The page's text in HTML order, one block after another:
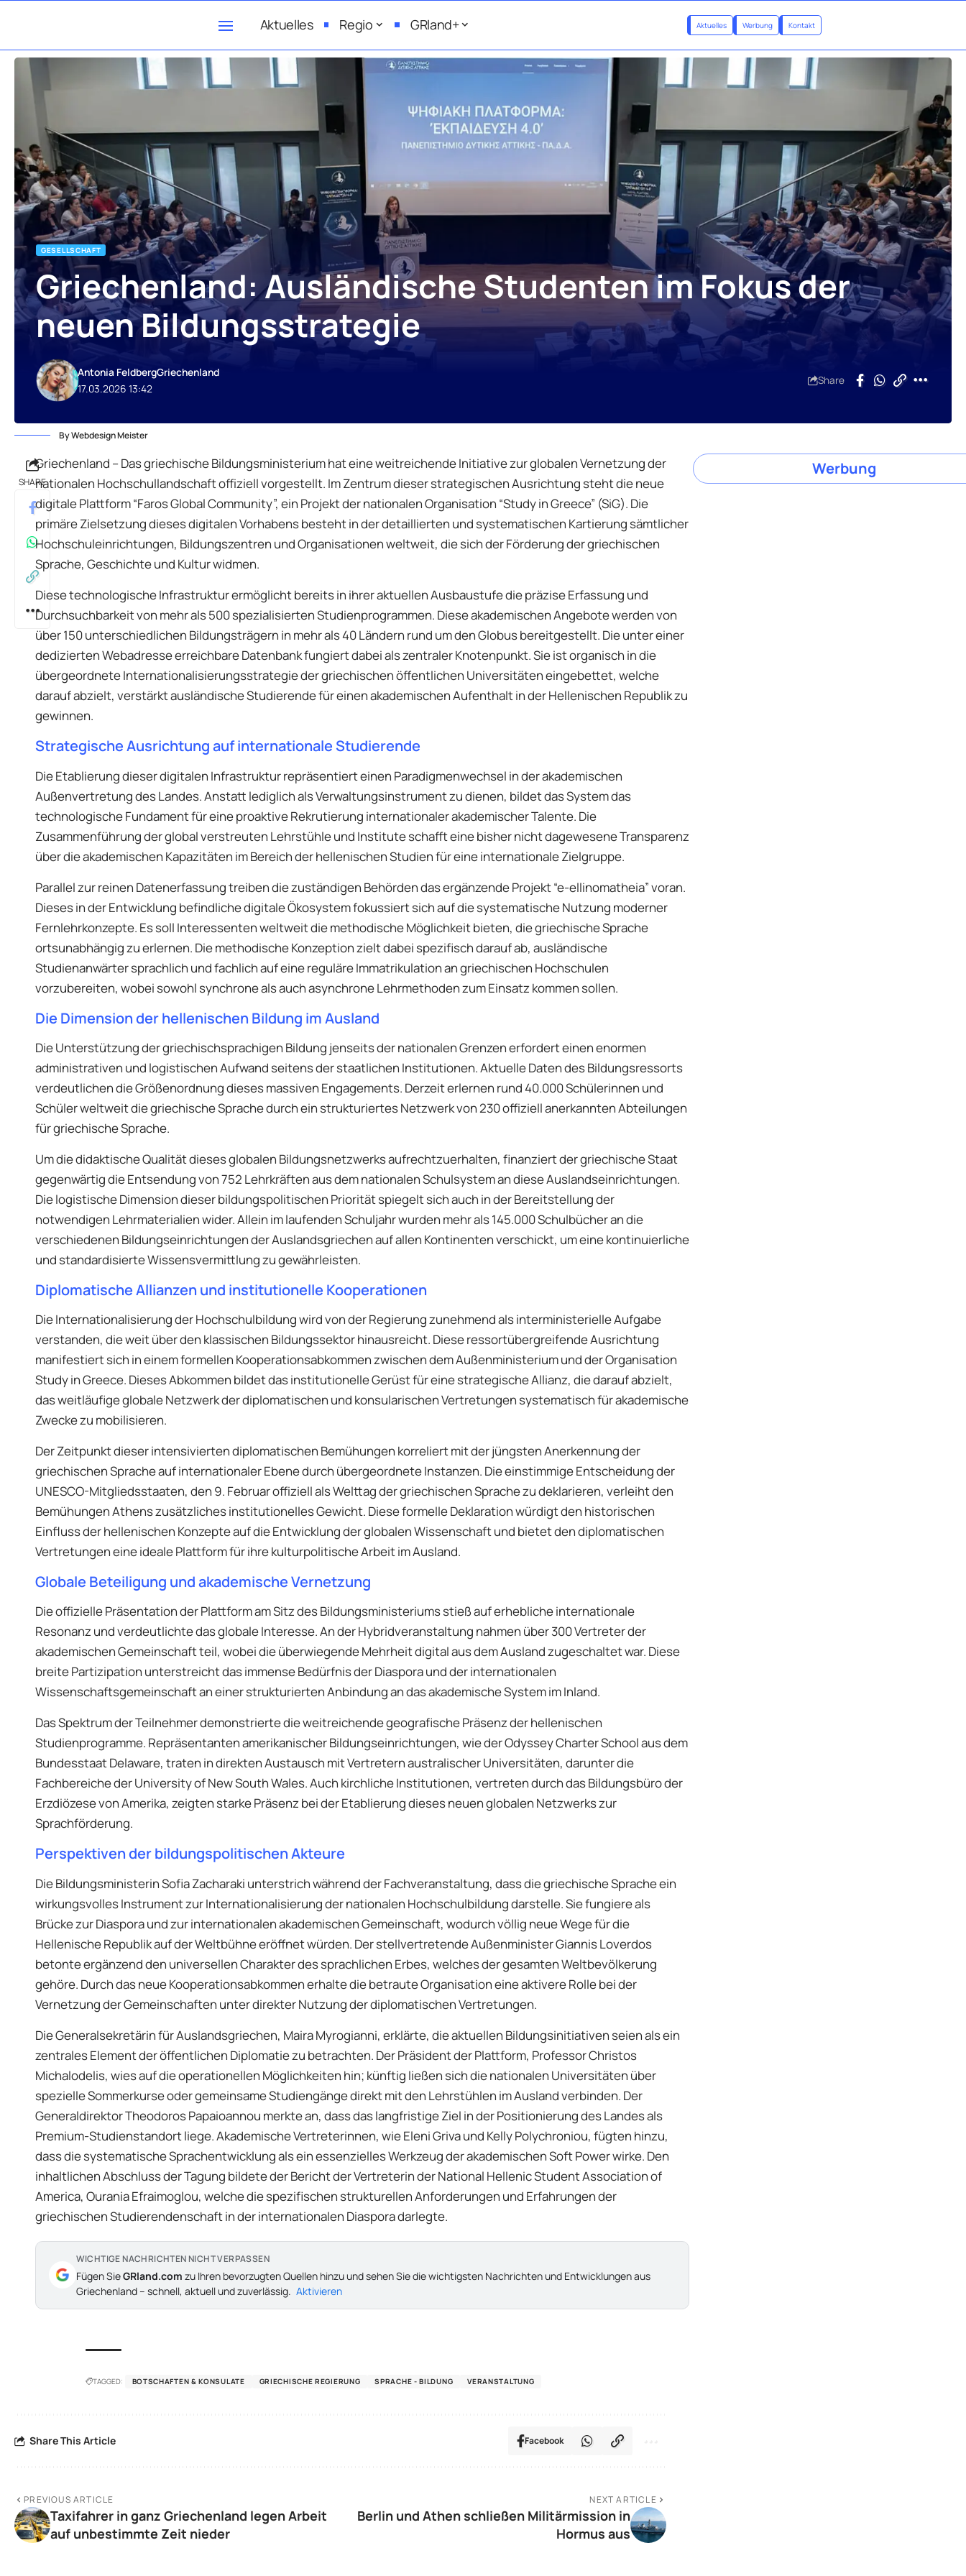
Aktuelles Regio GRland+ Aktuelles Werbung Kontakt
GESELLSCHAFT
Griechenland: Ausländische Studenten im Fokus der
neuen Bildungsstrategie
17.03.2026 13:42
Antonia FeldbergGriechenland
Share
By Webdesign Meister
SHARE
Griechenland – Das griechische Bildungsministerium hat eine weitreichende Initiative zur globalen Vernetzung der
nationalen Hochschullandschaft offiziell vorgestellt. Im Zentrum dieser strategischen Ausrichtung steht die neue
digitale Plattform “Faros Global Community”, ein Projekt der nationalen Organisation “Study in Greece” (SiG). Die
primäre Zielsetzung dieses digitalen Vorhabens besteht in der detaillierten und systematischen Kartierung sämtlicher
Hochschuleinrichtungen, Bildungszentren und Organisationen weltweit, die sich der Förderung der griechischen
Sprache, Geschichte und Kultur widmen.
Diese technologische Infrastruktur ermöglicht bereits in ihrer aktuellen Ausbaustufe die präzise Erfassung und
Durchsuchbarkeit von mehr als 500 spezialisierten Studienprogrammen. Diese akademischen Angebote werden von
über 150 unterschiedlichen Bildungsträgern in mehr als 40 Ländern rund um den Globus bereitgestellt. Die unter einer
dedizierten Webadresse erreichbare Datenbank fungiert dabei als zentraler Knotenpunkt. Sie ist organisch in die
übergeordnete Internationalisierungsstrategie der griechischen öffentlichen Universitäten eingebettet, welche
darauf abzielt, verstärkt ausländische Studierende für einen akademischen Aufenthalt in der Hellenischen Republik zu
gewinnen.
Strategische Ausrichtung auf internationale Studierende
Die Etablierung dieser digitalen Infrastruktur repräsentiert einen Paradigmenwechsel in der akademischen
Außenvertretung des Landes. Anstatt lediglich als Verwaltungsinstrument zu dienen, bildet das System das
technologische Fundament für eine proaktive Rekrutierung internationaler akademischer Talente. Die
Zusammenführung der global verstreuten Lehrstühle und Institute schafft eine bisher nicht dagewesene Transparenz
über die akademischen Kapazitäten im Bereich der hellenischen Studien für eine internationale Zielgruppe.
Parallel zur reinen Datenerfassung treiben die zuständigen Behörden das ergänzende Projekt “e-ellinomatheia” voran.
Dieses in der Entwicklung befindliche digitale Ökosystem fokussiert sich auf die systematische Nutzung moderner
Fernlehrkonzepte. Es soll Interessenten weltweit die methodische Möglichkeit bieten, die griechische Sprache
ortsunabhängig zu erlernen. Die methodische Konzeption zielt dabei spezifisch darauf ab, ausländische
Studienanwärter sprachlich und fachlich auf eine reguläre Immatrikulation an griechischen Hochschulen
vorzubereiten, wobei sowohl synchrone als auch asynchrone Lehrmethoden zum Einsatz kommen sollen.
Die Dimension der hellenischen Bildung im Ausland
Die Unterstützung der griechischsprachigen Bildung jenseits der nationalen Grenzen erfordert einen enormen
administrativen und logistischen Aufwand seitens der staatlichen Institutionen. Aktuelle Daten des Bildungsressorts
verdeutlichen die Größenordnung dieses massiven Engagements. Derzeit erlernen rund 40.000 Schülerinnen und
Schüler weltweit die griechische Sprache durch ein strukturiertes Netzwerk von 230 offiziell anerkannten Abteilungen
für griechische Sprache.
Um die didaktische Qualität dieses globalen Bildungsnetzwerks aufrechtzuerhalten, finanziert der griechische Staat
gegenwärtig die Entsendung von 752 Lehrkräften aus dem nationalen Schulsystem an diese Auslandseinrichtungen.
Die logistische Dimension dieser bildungspolitischen Priorität spiegelt sich auch in der Bereitstellung der
notwendigen Lehrmaterialien wider. Allein im laufenden Schuljahr wurden mehr als 145.000 Schulbücher an die
verschiedenen Bildungseinrichtungen der Auslandsgriechen auf allen Kontinenten verschickt, um eine kontinuierliche
und standardisierte Wissensvermittlung zu gewährleisten.
Diplomatische Allianzen und institutionelle Kooperationen
Die Internationalisierung der Hochschulbildung wird von der Regierung zunehmend als interministerielle Aufgabe
verstanden, die weit über den klassischen Bildungssektor hinausreicht. Diese ressortübergreifende Ausrichtung
manifestiert sich in einem formellen Kooperationsabkommen zwischen dem Außenministerium und der Organisation
Study in Greece. Dieses Abkommen bildet das institutionelle Gerüst für eine strategische Allianz, die darauf abzielt,
das weitläufige globale Netzwerk der diplomatischen und konsularischen Vertretungen systematisch für akademische
Zwecke zu mobilisieren.
Der Zeitpunkt dieser intensivierten diplomatischen Bemühungen korreliert mit der jüngsten Anerkennung der
griechischen Sprache auf internationaler Ebene durch übergeordnete Instanzen. Die einstimmige Entscheidung der
UNESCO-Mitgliedsstaaten, den 9. Februar offiziell als Welttag der griechischen Sprache zu deklarieren, verleiht den
Bemühungen Athens zusätzliches institutionelles Gewicht. Diese formelle Deklaration würdigt den historischen
Einfluss der hellenischen Konzepte auf die Entwicklung der globalen Wissenschaft und bietet den diplomatischen
Vertretungen eine ideale Plattform für ihre kulturpolitische Arbeit im Ausland.
Globale Beteiligung und akademische Vernetzung
Die offizielle Präsentation der Plattform am Sitz des Bildungsministeriums stieß auf erhebliche internationale
Resonanz und verdeutlichte das globale Interesse. An der Hybridveranstaltung nahmen über 300 Vertreter der
akademischen Gemeinschaft teil, wobei die überwiegende Mehrheit digital aus dem Ausland zugeschaltet war. Diese
breite Partizipation unterstreicht das immense Bedürfnis der Diaspora und der internationalen
Wissenschaftsgemeinschaft an einer strukturierten Anbindung an das akademische System im Inland.
Das Spektrum der Teilnehmer demonstrierte die weitreichende geografische Präsenz der hellenischen
Studienprogramme. Repräsentanten amerikanischer Bildungseinrichtungen, wie der Odyssey Charter School aus dem
Bundesstaat Delaware, traten in direkten Austausch mit Vertretern australischer Universitäten, darunter die
Fachbereiche der University of New South Wales. Auch kirchliche Institutionen, vertreten durch das Bildungsbüro der
Erzdiözese von Amerika, zeigten starke Präsenz bei der Etablierung dieses neuen globalen Netzwerks zur
Sprachförderung.
Perspektiven der bildungspolitischen Akteure
Die Bildungsministerin Sofia Zacharaki unterstrich während der Fachveranstaltung, dass die griechische Sprache ein
wirkungsvolles Instrument zur Internationalisierung der nationalen Hochschulbildung darstelle. Sie fungiere als
Brücke zur Diaspora und zur internationalen akademischen Gemeinschaft, wodurch völlig neue Wege für die
Hellenische Republik auf der Weltbühne eröffnet würden. Der stellvertretende Außenminister Giannis Loverdos
betonte ergänzend den universellen Charakter des sprachlichen Erbes, welches der gesamten Weltbevölkerung
gehöre. Durch das neue Kooperationsabkommen erhalte die betraute Organisation eine aktivere Rolle bei der
Vernetzung der Gemeinschaften unter direkter Nutzung der diplomatischen Vertretungen.
Die Generalsekretärin für Auslandsgriechen, Maira Myrogianni, erklärte, die aktuellen Bildungsinitiativen seien als ein
zentrales Element der öffentlichen Diplomatie zu betrachten. Der Präsident der Plattform, Professor Christos
Michalodelis, wies auf die operationellen Möglichkeiten hin; künftig ließen sich die nationalen Universitäten über
spezielle Sommerkurse oder gemeinsame Studiengänge direkt mit den Lehrstühlen im Ausland verbinden. Der
Generaldirektor Theodoros Papaioannou merkte an, dass das langfristige Ziel in der Positionierung des Landes als
Premium-Studienstandort liege. Akademische Vertreterinnen, wie Eleni Griva und Kelly Polychroniou, fügten hinzu,
dass die systematische Sprachentwicklung als ein essenzielles Werkzeug der akademischen Soft Power wirke. Den
inhaltlichen Abschluss der Tagung bildete der Bericht der Vertreterin der National Hellenic Student Association of
America, Ourania Efraimoglou, welche die spezifischen strukturellen Anforderungen und Erfahrungen der
griechischen Studierendenschaft in der internationalen Diaspora darlegte.
WICHTIGE NACHRICHTEN NICHT VERPASSEN
Fügen SieGRland.com zu Ihren bevorzugten Quellen hinzu und sehen Sie die wichtigsten Nachrichten und Entwicklungen aus
Griechenland – schnell, aktuell und zuverlässig. Aktivieren
TAGGED: BOTSCHAFTEN & KONSULATE GRIECHISCHE REGIERUNG SPRACHE - BILDUNG VERANSTALTUNG
Share This Article Facebook
PREVIOUS ARTICLE
Taxifahrer in ganz Griechenland legen Arbeit
auf unbestimmte Zeit nieder
NEXT ARTICLE
Berlin und Athen schließen Militärmission in
Hormus aus
Werbung